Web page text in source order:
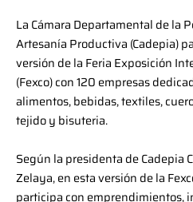
La Cámara Departamental de la
Artesanía Productiva (Cadepia)
versión de la Feria Exposición
(Fexco) con 120 empresas
alimentos, bebidas, textiles,
tejido y bisuteria.
Según la presidenta de Cadepia
Zelaya, en esta versión de la
participa con emprendimientos,